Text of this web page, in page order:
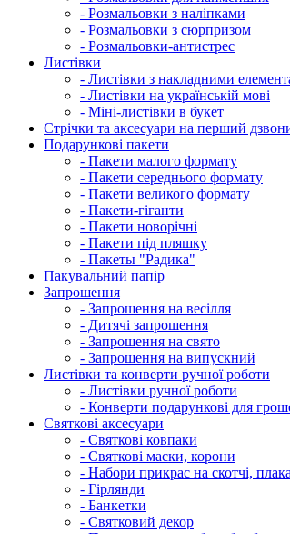
- Розмальовки з наліпками
- Розмальовки з сюрпризом
- Розмальовки-антистрес
Листівки
- Листівки з накладними
- Листівки на українській мові
- Міні-листівки в букет
Cтрічки та аксесуари на перший
Подарункові пакети
- Пакети малого формату
- Пакети середнього формату
- Пакети великого формату
- Пакети-гіганти
- Пакети новорічні
- Пакети під пляшку
- Пакеты "Радика"
Пакувальний папір
Запрошення
- Запрошення на весілля
- Дитячі запрошення
- Запрошення на свято
- Запрошення на випускний
Листівки та конверти ручної роботи
- Листівки ручної роботи
- Конверти подарункові для
Святкові аксесуари
- Святкові ковпаки
- Святкові маски, корони
- Набори прикрас на скотчі,
- Гірлянди
- Банкетки
- Святковий декор